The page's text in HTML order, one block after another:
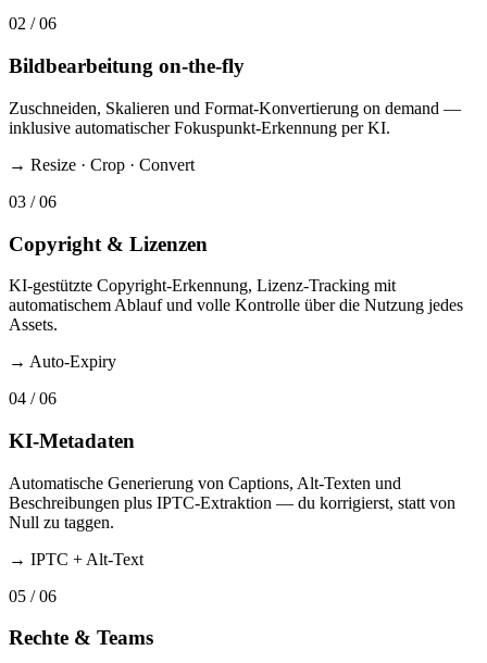
02 / 06
Bildbearbeitung on-the-fly
Zuschneiden, Skalieren und Format-Konvertierung on demand —
inklusive automatischer Fokuspunkt-Erkennung per KI.
→ Resize · Crop · Convert
03 / 06
Copyright & Lizenzen
KI-gestützte Copyright-Erkennung, Lizenz-Tracking mit
automatischem Ablauf und volle Kontrolle über die Nutzung jedes
Assets.
→ Auto-Expiry
04 / 06
KI-Metadaten
Automatische Generierung von Captions, Alt-Texten und
Beschreibungen plus IPTC-Extraktion — du korrigierst, statt von
Null zu taggen.
→ IPTC + Alt-Text
05 / 06
Rechte & Teams